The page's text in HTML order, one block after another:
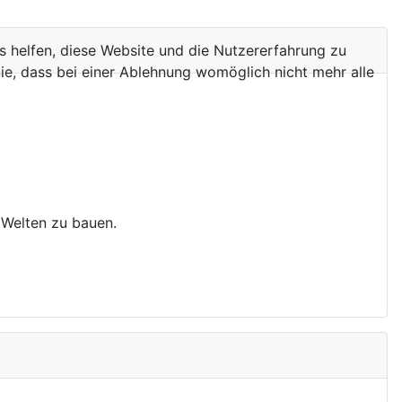
zu bauen.
helfen, diese Website und die Nutzererfahrung zu
dass bei einer Ablehnung womöglich nicht mehr alle